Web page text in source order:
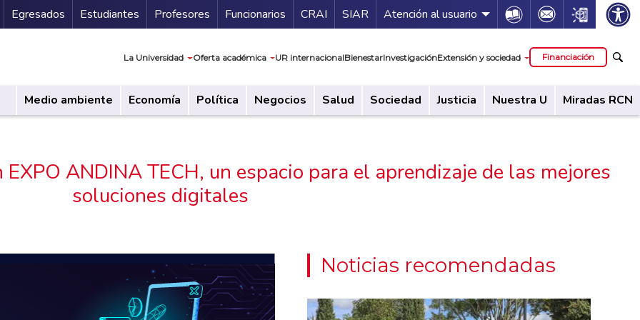
Secundario
Egresados Estudiantes Profesores Funcionarios Guía de servicios
CRAI SIAR Atención al usuario Icon Icon Icon
La Universidad Oferta académica UR internacionalBienestarInvestigaciónExtensión y sociedad Financiación
Medio ambiente Economía Política Negocios Salud Sociedad Justicia Nuestra U Miradas RCN
ANDINA TECH, un espacio para el aprendizaje de las mejores
soluciones digitales
Noticias recomendadas